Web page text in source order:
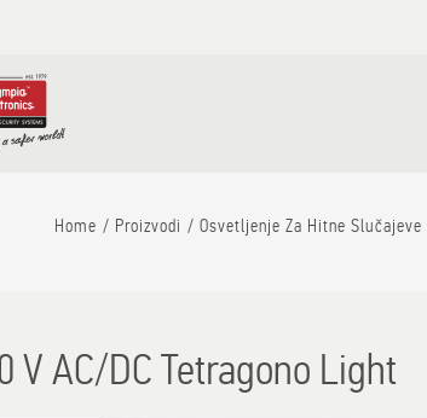
Home Proizvodi Osvetljenje Za Hitne Slučajeve
V AC/DC Tetragono Light